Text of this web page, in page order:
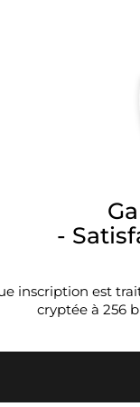
-
inscription est
cryptée à 256